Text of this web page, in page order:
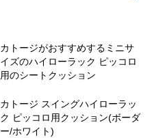
カトージがおすすめするミニサ
イズのハイローラック ピッコロ
用のシートクッション
カトージ スイングハイローラッ
ク ピッコロ用クッション(ボーダ
ー/ホワイト)